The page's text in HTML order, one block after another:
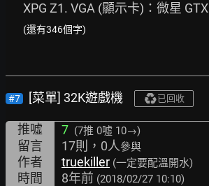
XPG Z1. VGA (顯示卡)：微星 GTX
(還有346個字)
#7 [菜單] 32K遊戲機 已回收
推噓 7 (7推 0噓 10→)
留言 17則，0人參與
作者 truekiller (一定要配溫開水)
時間 8年前 (2018/02/27 10:10)